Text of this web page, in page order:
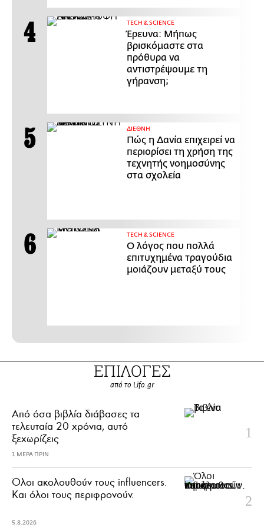
ΤECH & SCIENCE
Έρευνα: Μήπως
βρισκόμαστε στα
πρόθυρα να
αντιστρέψουμε τη
γήρανση;
ΔΙΕΘΝΗ
Πώς η Δανία επιχειρεί να
περιορίσει τη χρήση της
τεχνητής νοημοσύνης
στα σχολεία
ΤECH & SCIENCE
Ο λόγος που πολλά
επιτυχημένα τραγούδια
μοιάζουν μεταξύ τους
ΕΠΙΛΟΓΕΣ
από το Lifo.gr
Από όσα βιβλία διάβασες τα
τελευταία 20 χρόνια, αυτό
ξεχωρίζεις
1 ΜΕΡΑ ΠΡΙΝ
Όλοι ακολουθούν τους influencers.
Και όλοι τους περιφρονούν.
5.8.2026